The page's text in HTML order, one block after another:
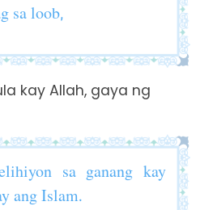
sa loob,
kay Allah, gaya ng
sa ganang kay
ang Islam.